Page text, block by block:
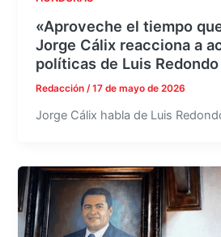
«Aproveche el tiempo
Jorge Cálix reacciona a
políticas de Luis Redondo
Redacción /17 de mayo de 2026
Jorge Cálix habla de Luis